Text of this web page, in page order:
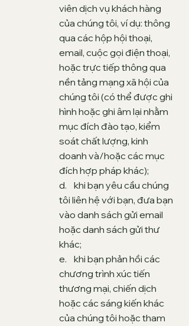
viên dịch vụ khách hàng
của chúng tôi, ví dụ: thông
qua các hộp hội thoại,
email, cuộc gọi điện thoại,
hoặc trực tiếp thông qua
nền tảng mạng xã hội của
chúng tôi (có thể được ghi
hình hoặc ghi âm lại nhằm
mục đích đào tạo, kiểm
soát chất lượng, kinh
doanh và/hoặc các mục
đích hợp pháp khác);
d. khi bạn yêu cầu chúng
tôi liên hệ với bạn, đưa bạn
vào danh sách gửi email
hoặc danh sách gửi thư
khác;
e. khi bạn phản hồi các
chương trình xúc tiến
thương mại, chiến dịch
hoặc các sáng kiến khác
của chúng tôi hoặc tham